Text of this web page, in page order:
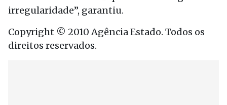
irregularidade”, garantiu.
Copyright © 2010 Agência Estado. Todos os
direitos reservados.